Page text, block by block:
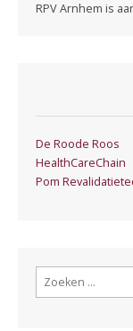
RPV Arnhem is
De Roode Roos
HealthCareChain
Pom
Zoeken